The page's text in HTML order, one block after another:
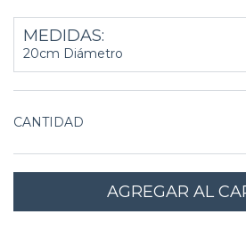
MEDIDAS:
20cm Diámetro
CANTIDAD